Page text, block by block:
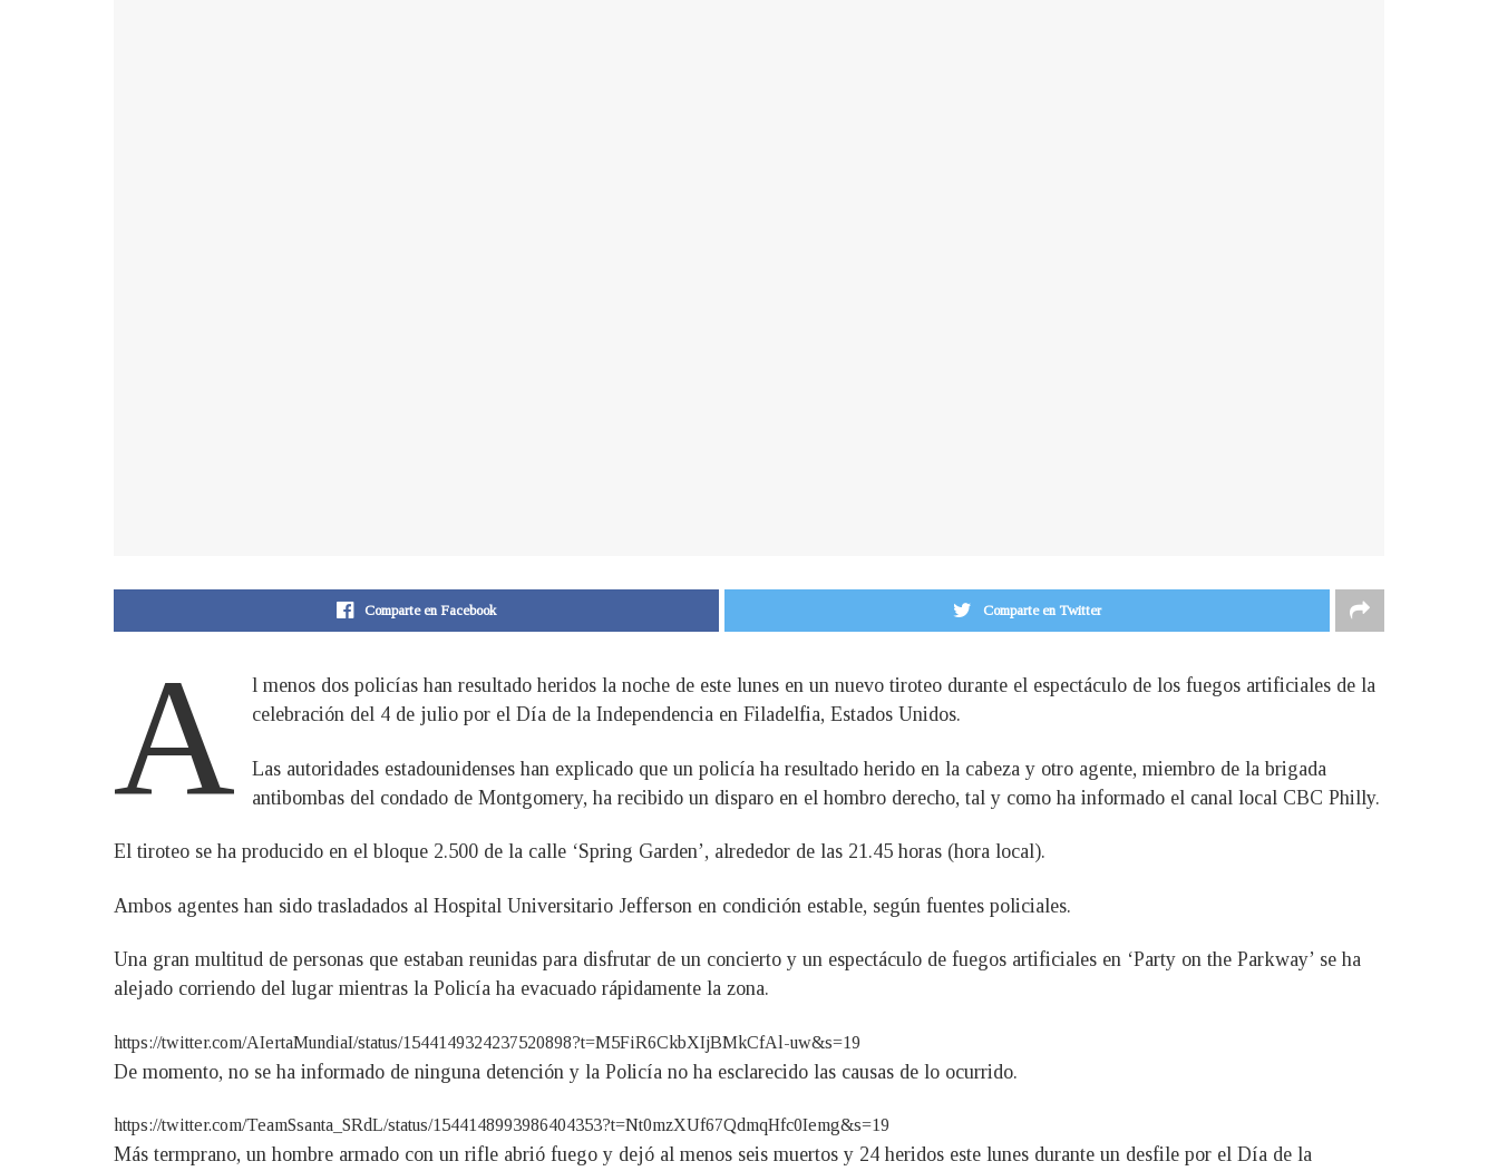
Comparte en Facebook Comparte en Twitter
A
l menos dos policías han resultado heridos la noche de este lunes en un nuevo tiroteo durante el espectáculo de los fuegos artificiales de la
celebración del 4 de julio por el Día de la Independencia en Filadelfia, Estados Unidos.
Las autoridades estadounidenses han explicado que un policía ha resultado herido en la cabeza y otro agente, miembro de la brigada
antibombas del condado de Montgomery, ha recibido un disparo en el hombro derecho, tal y como ha informado el canal local CBC Philly.
El tiroteo se ha producido en el bloque 2.500 de la calle ‘Spring Garden’, alrededor de las 21.45 horas (hora local).
Ambos agentes han sido trasladados al Hospital Universitario Jefferson en condición estable, según fuentes policiales.
Una gran multitud de personas que estaban reunidas para disfrutar de un concierto y un espectáculo de fuegos artificiales en ‘Party on the Parkway’ se ha
alejado corriendo del lugar mientras la Policía ha evacuado rápidamente la zona.
https://twitter.com/AIertaMundiaI/status/1544149324237520898?t=M5FiR6CkbXIjBMkCfAl-uw&s=19
De momento, no se ha informado de ninguna detención y la Policía no ha esclarecido las causas de lo ocurrido.
https://twitter.com/TeamSsanta_SRdL/status/1544148993986404353?t=Nt0mzXUf67QdmqHfc0Iemg&s=19
Más termprano, un hombre armado con un rifle abrió fuego y dejó al menos seis muertos y 24 heridos este lunes durante un desfile por el Día de la